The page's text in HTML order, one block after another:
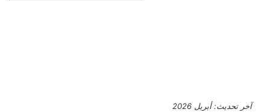
آخر تحديث: أبريل 2026